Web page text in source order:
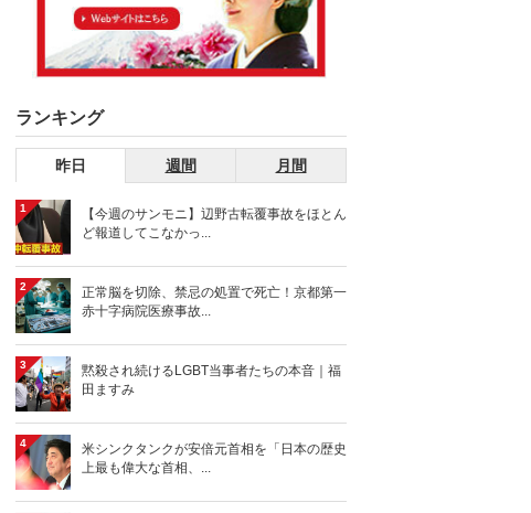
ランキング
昨日 週間 月間
1
【今週のサンモニ】辺野古転覆事故をほとん
ど報道してこなかっ...
2
正常脳を切除、禁忌の処置で死亡！京都第一
赤十字病院医療事故...
3
黙殺され続けるLGBT当事者たちの本音｜福
田ますみ
4
米シンクタンクが安倍元首相を「日本の歴史
上最も偉大な首相、...